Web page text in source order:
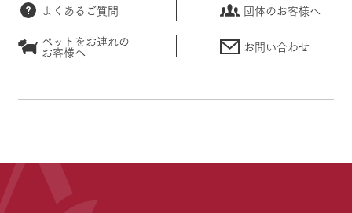
よくあるご質問
団体のお客様へ
ペットをお連れの
お客様へ お問い合わせ